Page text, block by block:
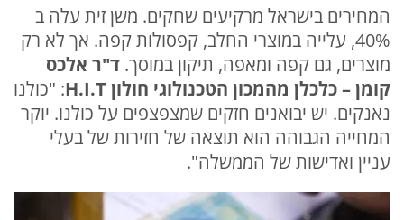
המחירים בישראל מרקיעים שחקים. משן זית עלה ב
40%, עלייה במוצרי החלב, קפסולות קפה. אך לא רק
מוצרים, גם קפה ומאפה, תיקון במוסך. ד"ר אלכס
קומן – כלכלן מהמכון הטכנולוגי חולון H.I.T
: "כולנו
נאנקים. יש יבואנים חזקים שמצפצפים על כולנו. יוקר
המחייה הגבוהה הוא תוצאה של חזירות של בעלי
עניין ואדישות של הממשלה".